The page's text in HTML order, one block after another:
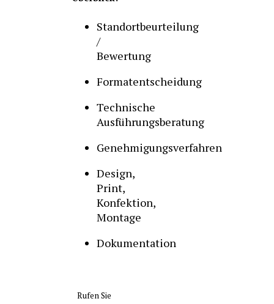
Standortbeurteilung
/
Bewertung
Formatentscheidung
Technische
Ausführungsberatung
Genehmigungsverfahren
Design,
Print,
Konfektion,
Montage
Dokumentation
Rufen Sie